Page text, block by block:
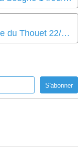
Résultats Sarabande de la Vallée du Thouet 22/06/2025